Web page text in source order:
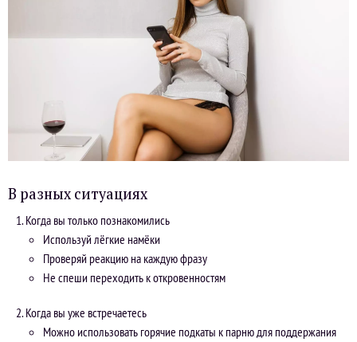
В разных ситуациях
Когда вы только познакомились
Используй лёгкие намёки
Проверяй реакцию на каждую фразу
Не спеши переходить к откровенностям
Когда вы уже встречаетесь
Можно использовать горячие подкаты к парню для поддержания